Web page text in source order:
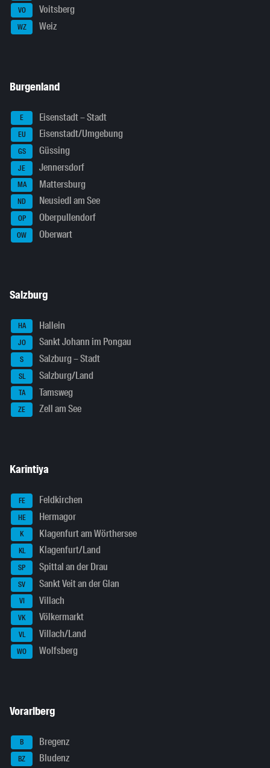
VO Voitsberg
WZ Weiz
Burgenland
E Eisenstadt – Stadt
EU Eisenstadt/Umgebung
GS Güssing
JE Jennersdorf
MA Mattersburg
ND Neusiedl am See
OP Oberpullendorf
OW Oberwart
Salzburg
HA Hallein
JO Sankt Johann im Pongau
S Salzburg – Stadt
SL Salzburg/Land
TA Tamsweg
ZE Zell am See
Karintiya
FE Feldkirchen
HE Hermagor
K Klagenfurt am Wörthersee
KL Klagenfurt/Land
SP Spittal an der Drau
SV Sankt Veit an der Glan
VI Villach
VK Völkermarkt
VL Villach/Land
WO Wolfsberg
Vorarlberg
B Bregenz
BZ Bludenz